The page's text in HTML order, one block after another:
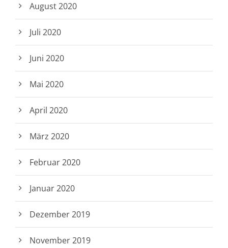
August 2020
Juli 2020
Juni 2020
Mai 2020
April 2020
März 2020
Februar 2020
Januar 2020
Dezember 2019
November 2019